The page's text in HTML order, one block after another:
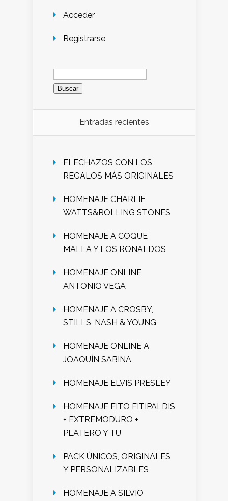
Acceder
Registrarse
Buscar:
Entradas recientes
FLECHAZOS CON LOS
REGALOS MÁS ORIGINALES
HOMENAJE CHARLIE
WATTS&ROLLING STONES
HOMENAJE A COQUE
MALLA Y LOS RONALDOS
HOMENAJE ONLINE
ANTONIO VEGA
HOMENAJE A CROSBY,
STILLS, NASH & YOUNG
HOMENAJE ONLINE A
JOAQUÍN SABINA
HOMENAJE ELVIS PRESLEY
HOMENAJE FITO FITIPALDIS
+ EXTREMODURO +
PLATERO Y TU
PACK ÚNICOS, ORIGINALES
Y PERSONALIZABLES
HOMENAJE A SILVIO